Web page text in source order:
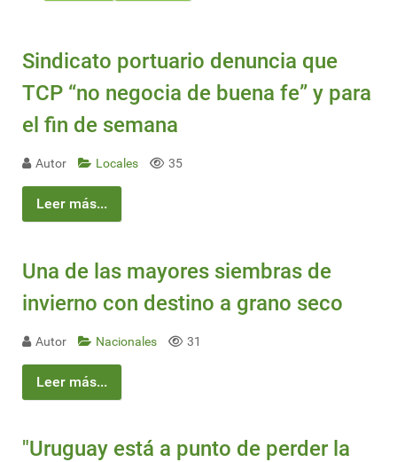
Sindicato portuario denuncia que
TCP “no negocia de buena fe” y para
el fin de semana
Autor Locales 35
Leer más...
Una de las mayores siembras de
invierno con destino a grano seco
Autor Nacionales 31
Leer más...
"Uruguay está a punto de perder la